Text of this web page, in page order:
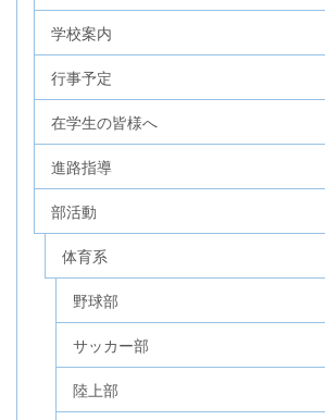
学校案内
行事予定
在学生の皆様へ
進路指導
部活動
体育系
野球部
サッカー部
陸上部